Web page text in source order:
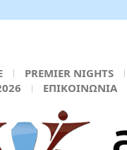
PREMIER NIGHTS
ΕΠΙΚΟΙΝΩΝΙΑ